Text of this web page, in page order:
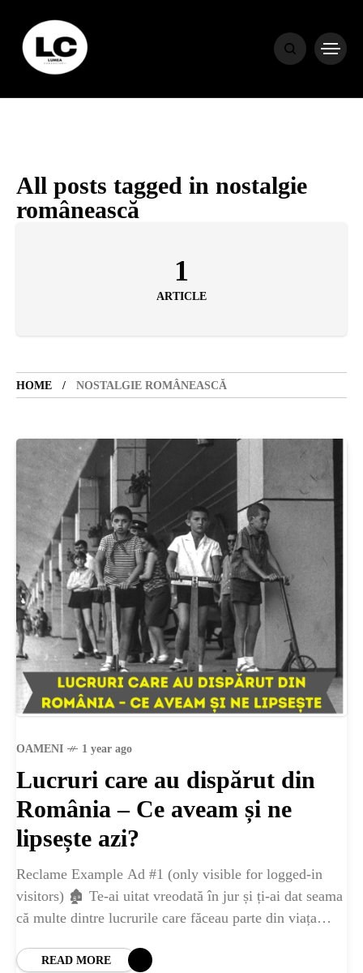
All posts tagged in nostalgie
românească
1
ARTICLE
HOME NOSTALGIE ROMÂNEASCĂ
OAMENI 1 year ago
Lucruri care au dispărut din
România – Ce aveam și ne
lipsește azi?
Reclame Example Ad #1 (only visible for logged-in
visitors) 🏚️ Te-ai uitat vreodată în jur și ți-ai dat seama
că multe dintre lucrurile care făceau parte din viața
READ MORE
HOME
HOROSCOP
ENGLISH
CONTENT
SANATATE
SI
INGRIJIRE
ISTORIE
NATURĂ
STIRI
ȘTIINȚA
ANIMALE
OAMENI
INSTALEAZ